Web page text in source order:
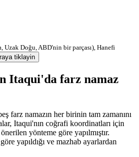
Doğu, ABD'nin bir parçası), Hanefi
tiklayin
Itaqui'da farz namaz
farz namazın her birinin tam zamanını
Itaqui'nın coğrafi koordinatları için
yönteme göre yapılmıştır.
yapıldığı ve mazhab ayarlardan